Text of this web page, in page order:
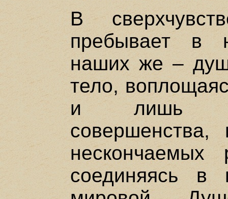
В
пребывает в
наших же –
тело,
и лишь
совершенства,
соединяясь в